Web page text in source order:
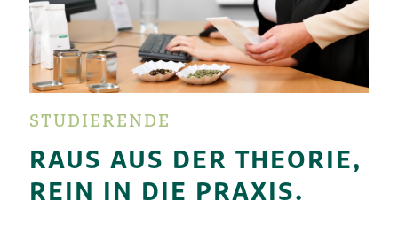
STUDIERENDE
RAUS AUS DER THEORIE,
REIN IN DIE PRAXIS.